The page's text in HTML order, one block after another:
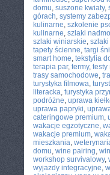
domu, suszone kwiaty,
górach, systemy
kulinarne, szkolenie
kulinarne, szlaki
szlaki winiarskie, szlaki
tapety ścienne, targi
smart home, tekstylia
terapia par, termy, testy
trasy samochodowe,
turystyka filmowa,
literacka, turystyka
podróżne, uprawa
uprawa papryki,
cateringowe premium,
wakacje egzotyczne,
wakacje premium,
mieszkania,
domu, wine pairing,
workshop survivalowy,
wyjazdy integracyjne,